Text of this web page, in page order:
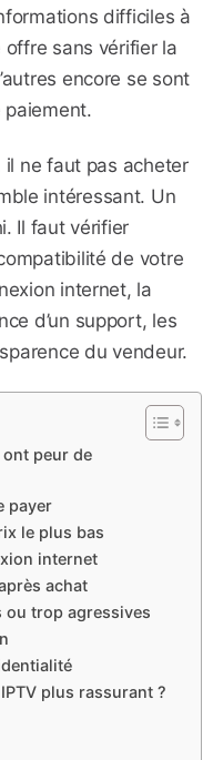
difficiles à
sans vérifier la
encore se sont
paiement.
ne faut pas acheter
intéressant. Un
Il faut vérifier
de votre
internet, la
d’un support, les
du vendeur.
ont peur de
payer
le plus bas
internet
achat
ou trop agressives
plus rassurant ?